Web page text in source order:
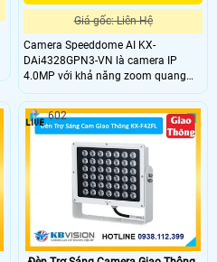
Giá gốc: Liên Hệ
Camera Speeddome AI KX-
DAi4328GPN3-VN là camera IP
4.0MP với khả năng zoom quang
32x và zoom số 16x. KX-
DAi4328GPN3-VN hỗ trợ phát hiện
khuôn mặt, nhận dạng người và xe
(SMD 4.0), cùng chức năng AI Auto
Tracking và IVS, hồng ngoại tầm xa
150m và chuẩn bảo vệ IP67 và
602